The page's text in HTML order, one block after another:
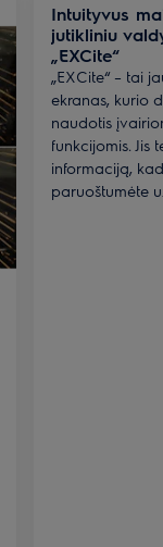
Intuityvus
jutikliniu
„EXCite“
„EXCite“ – tai
ekranas, kurio
naudotis
funkcijomis. Jis
informaciją,
paruoštumėte